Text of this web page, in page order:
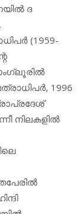
ദ
(1959-
1996
നിലകളില്‍